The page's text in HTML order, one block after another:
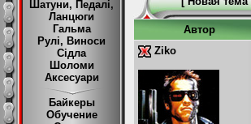
Шатуни, Педалі,
Ланцюги
Гальма
Рулі, Виноси
Сідла
Шоломи
Аксесуари
Байкеры
Обучение
Автор
Ziko